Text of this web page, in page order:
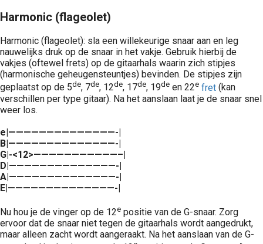
Harmonic (flageolet)
Harmonic (flageolet): sla een willekeurige snaar aan en leg
nauwelijks druk op de snaar in het vakje. Gebruik hierbij de
vakjes (oftewel frets) op de gitaarhals waarin zich stipjes
(harmonische geheugensteuntjes) bevinden. De stipjes zijn
geplaatst op de 5de, 7de, 12de, 17de, 19de en 22e fret (kan
verschillen per type gitaar). Na het aanslaan laat je de snaar snel
weer los.
e|——————————————-|
B|——————————————-|
G|-<12>———————————–|
D|——————————————-|
A|——————————————-|
E|——————————————-|
Nu hou je de vinger op de 12e positie van de G-snaar. Zorg
ervoor dat de snaar niet tegen de gitaarhals wordt aangedrukt,
maar alleen zacht wordt aangeraakt. Na het aanslaan van de G-